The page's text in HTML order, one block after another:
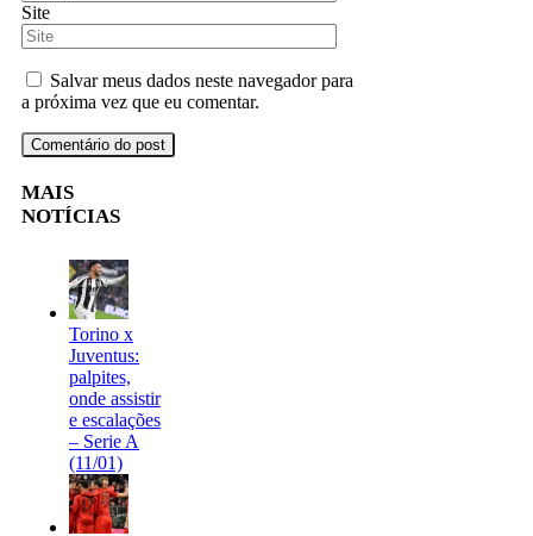
Site
Salvar meus dados neste navegador para
a próxima vez que eu comentar.
MAIS
NOTÍCIAS
Torino x
Juventus:
palpites,
onde assistir
e escalações
– Serie A
(11/01)